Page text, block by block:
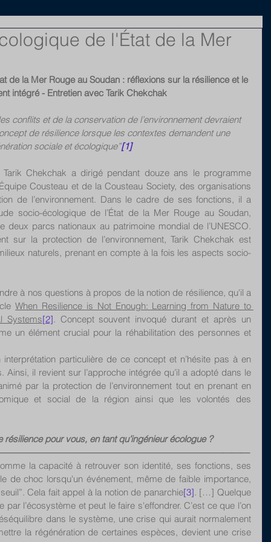
de l'État de la Mer
de la Mer Rouge au Soudan : réflexions sur la résilience et le
intégré - Entretien avec Tarik Chekchak
conflits et de la conservation de l’environnement devraient
de résilience lorsque les contextes demandent une
sociale et écologique”[1]
Chekchak a dirigé pendant douze ans le programme
Cousteau et de la Cousteau Society, des organisations
de l’environnement. Dans le cadre de ses fonctions, il a
socio-écologique de l’État de la Mer Rouge au Soudan,
deux parcs nationaux au patrimoine mondial de l’UNESCO.
sur la protection de l’environnement, Tarik Chekchak est
naturels, prenant en compte à la fois les aspects socio-
à nos questions à propos de la notion de résilience, qu'il a
When Resilience is Not Enough: Learning from Nature to
Systems[2]. Concept souvent invoqué durant et après un
un élément crucial pour la réhabilitation des personnes et
particulière de ce concept et n’hésite pas à en
il revient sur l’approche intégrée qu’il a adopté dans le
par la protection de l’environnement tout en prenant en
et social de la région ainsi que les volontés des
pour vous, en tant qu’ingénieur écologue ?
la capacité à retrouver son identité, ses fonctions, ses
de choc lorsqu'un événement, même de faible importance,
Cela fait appel à la notion de panarchie[3]. […] Quelque
l’écosystème et peut le faire s'effondrer. C’est ce que l’on
dans le système, une crise qui aurait normalement
la régénération de certaines espèces, devient une crise